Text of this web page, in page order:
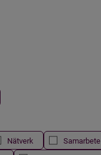
Nätverk Samarbete